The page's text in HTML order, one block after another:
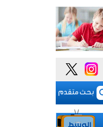
بحث متقدم
سطروا ملحمة وطنية